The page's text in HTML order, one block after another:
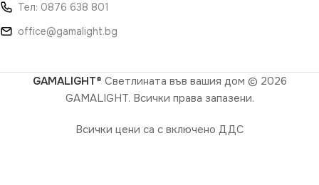
Тел: 0876 638 801
office@gamalight.bg
GAMALIGHT® Светлината във вашия дом © 2026
GAMALIGHT. Всички права запазени.
Всички цени са с включено ДДС